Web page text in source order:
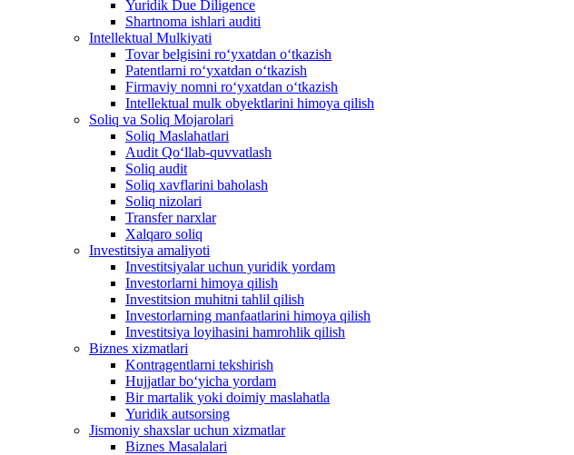
Yuridik Due Diligence
Shartnoma ishlari auditi
Intellektual Mulkiyati
Tovar belgisini roʻyxatdan oʻtkazish
Patentlarni roʻyxatdan oʻtkazish
Firmaviy nomni roʻyxatdan oʻtkazish
Intellektual mulk obyektlarini himoya qilish
Soliq va Soliq Mojarolari
Soliq Maslahatlari
Audit Qo‘llab-quvvatlash
Soliq audit
Soliq xavflarini baholash
Soliq nizolari
Transfer narxlar
Xalqaro soliq
Investitsiya amaliyoti
Investitsiyalar uchun yuridik yordam
Investorlarni himoya qilish
Investitsion muhitni tahlil qilish
Investorlarning manfaatlarini himoya qilish
Investitsiya loyihasini hamrohlik qilish
Biznes xizmatlari
Kontragentlarni tekshirish
Hujjatlar bo‘yicha yordam
Bir martalik yoki doimiy maslahatla
Yuridik autsorsing
Jismoniy shaxslar uchun xizmatlar
Biznes Masalalari